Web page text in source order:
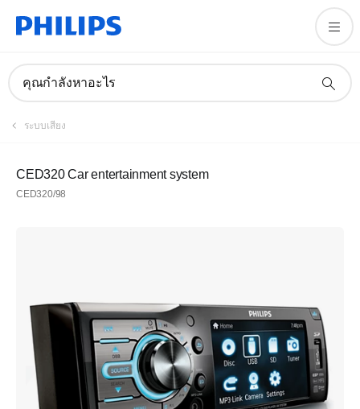
คุณกำลังหาอะไร
ระบบเสียง
CED320 Car entertainment system
CED320/98